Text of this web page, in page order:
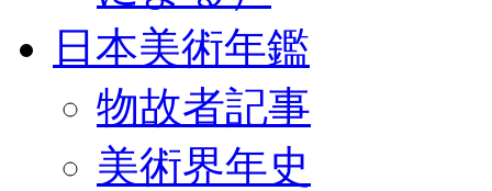
日本美術年鑑
物故者記事
美術界年史